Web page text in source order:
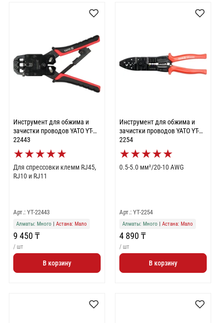
Инструмент для обжима и
зачистки проводов YATO YT-
22443
★★★★★
Для спрессовки клемм RJ45,
RJ10 и RJ11
Арт.: YT-22443
Алматы: Много Астана: Мало
9 450 ₸
/ шт
В корзину
Инструмент для обжима и
зачистки проводов YATO YT-
2254
★★★★★
0.5-5.0 мм²/20-10 AWG
Арт.: YT-2254
Алматы: Много Астана: Мало
4 890 ₸
/ шт
В корзину